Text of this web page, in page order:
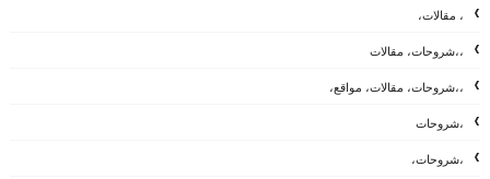
، مقالات،
،،شروحات، مقالات
،،شروحات، مقالات، مواقع،
،شروحات
،شروحات،